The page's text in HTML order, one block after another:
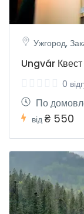
Ужгород,
Ungvár Квест
0
По
від ₴ 550